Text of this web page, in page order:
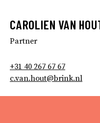
CAROLIEN VAN
Partner
+31 40 267 67 67
c.van.hout@brink.nl